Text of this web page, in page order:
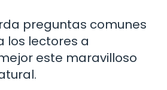
preguntas comunes
los lectores a
este maravilloso